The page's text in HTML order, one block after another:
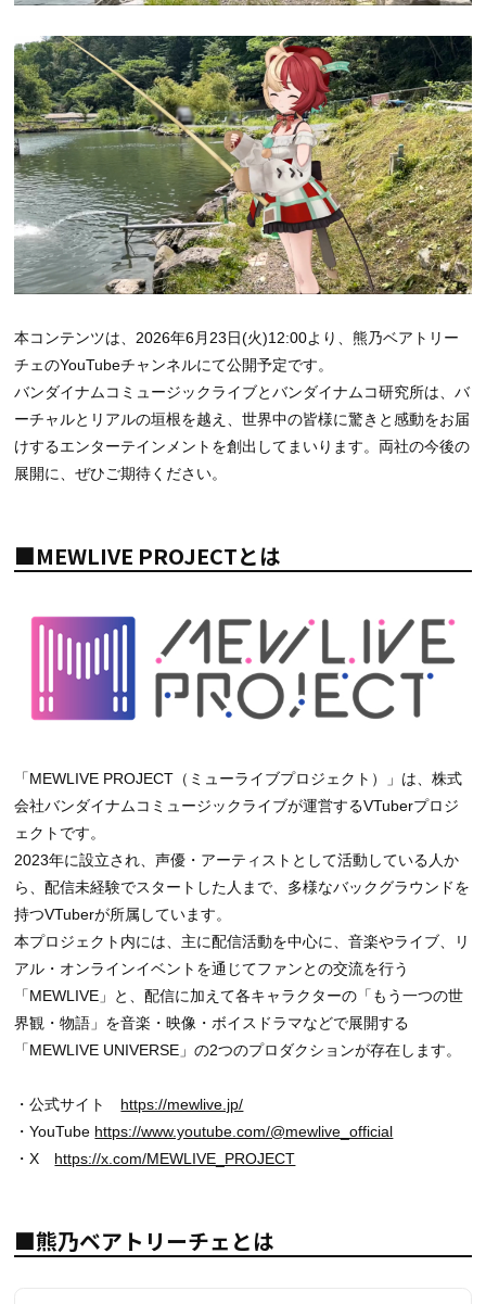
本コンテンツは、2026年6月23日(火)12:00より、熊乃ベアトリー
チェのYouTubeチャンネルにて公開予定です。
バンダイナムコミュージックライブとバンダイナムコ研究所は、バ
ーチャルとリアルの垣根を越え、世界中の皆様に驚きと感動をお届
けするエンターテインメントを創出してまいります。両社の今後の
展開に、ぜひご期待ください。
■MEWLIVE PROJECTとは
「MEWLIVE PROJECT（ミューライブプロジェクト）」は、株式
会社バンダイナムコミュージックライブが運営するVTuberプロジ
ェクトです。
2023年に設立され、声優・アーティストとして活動している人か
ら、配信未経験でスタートした人まで、多様なバックグラウンドを
持つVTuberが所属しています。
本プロジェクト内には、主に配信活動を中心に、音楽やライブ、リ
アル・オンラインイベントを通じてファンとの交流を行う
「MEWLIVE」と、配信に加えて各キャラクターの「もう一つの世
界観・物語」を音楽・映像・ボイスドラマなどで展開する
「MEWLIVE UNIVERSE」の2つのプロダクションが存在します。
・公式サイト https://mewlive.jp/
・YouTube https://www.youtube.com/@mewlive_official
・X https://x.com/MEWLIVE_PROJECT
■熊乃ベアトリーチェとは